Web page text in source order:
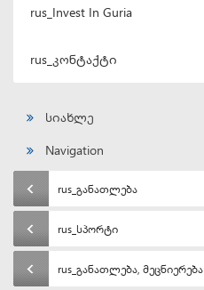
rus_Invest In Guria
rus_კონტაქტი
სიახლე
Navigation
rus_განათლება
rus_სპორტი
rus_განათლება, მეცნიერება